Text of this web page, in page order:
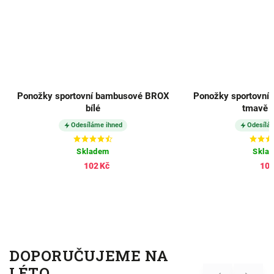
Ponožky sportovní bambusové BROX
bílé
Odesíláme ihned
Skladem
102 Kč
Ponožky sportovní
tmavě
DOPORUČUJEME NA